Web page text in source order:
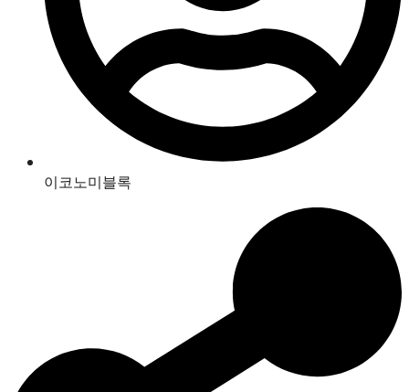
이코노미블록